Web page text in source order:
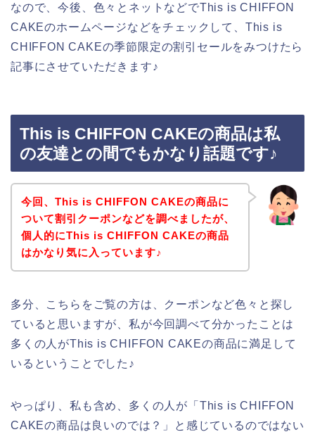
なので、今後、色々とネットなどでThis is CHIFFON
CAKEのホームページなどをチェックして、This is
CHIFFON CAKEの季節限定の割引セールをみつけたら
記事にさせていただきます♪
This is CHIFFON CAKEの商品は私
の友達との間でもかなり話題です♪
今回、This is CHIFFON CAKEの商品に
ついて割引クーポンなどを調べましたが、
個人的にThis is CHIFFON CAKEの商品
はかなり気に入っています♪
多分、こちらをご覧の方は、クーポンなど色々と探し
ていると思いますが、私が今回調べて分かったことは
多くの人がThis is CHIFFON CAKEの商品に満足して
いるということでした♪
やっぱり、私も含め、多くの人が「This is CHIFFON
CAKEの商品は良いのでは？」と感じているのではない